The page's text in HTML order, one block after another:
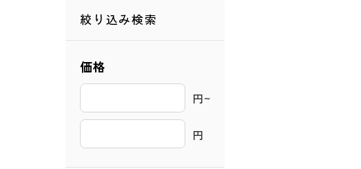
絞り込み検索
価格
円~
円